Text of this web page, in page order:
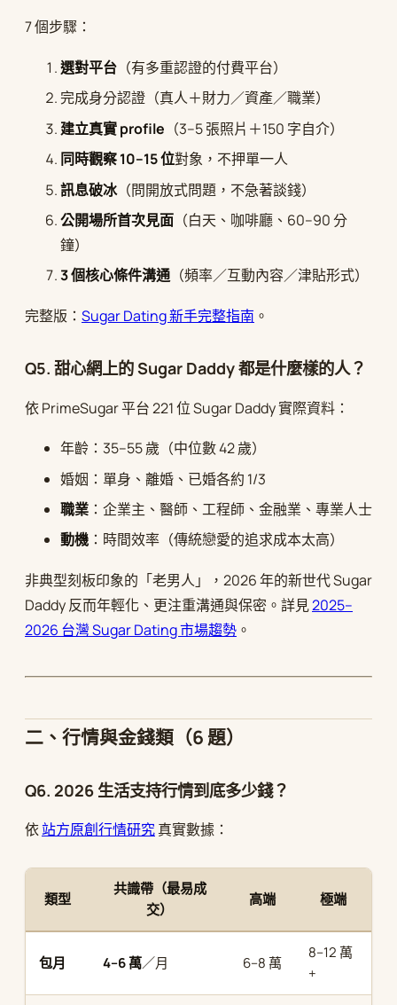
7 個步驟：
選對平台 （有多重認證的付費平台）
完成身分認證（真人＋財力／資產／職業）
建立真實 profile （3–5 張照片＋150 字自介）
同時觀察 10–15 位對象，不押單一人
訊息破冰（問開放式問題，不急著談錢）
公開場所首次見面 （白天、咖啡廳、60–90 分
鐘）
3 個核心條件溝通（頻率／互動內容／津貼形式）
完整版： Sugar Dating 新手完整指南 。
Q5. 甜心網上的 Sugar Daddy 都是什麼樣的人？
依 PrimeSugar 平台 221 位 Sugar Daddy 實際資料：
年齡：35–55 歲（中位數 42 歲）
婚姻：單身、離婚、已婚各約 1/3
職業 ：企業主、醫師、工程師、金融業、專業人士
動機 ：時間效率（傳統戀愛的追求成本太高）
非典型刻板印象的「老男人」，2026 年的新世代 Sugar
Daddy 反而年輕化、更注重溝通與保密。詳見2025–
2026 台灣 Sugar Dating 市場趨勢 。
二、行情與金錢類（6 題）
Q6. 2026 生活支持行情到底多少錢？
依站方原創行情研究真實數據：
類型
共識帶（最易成
交）
高端 極端
包月 4–6 萬／月 6–8 萬
8–12 萬
+